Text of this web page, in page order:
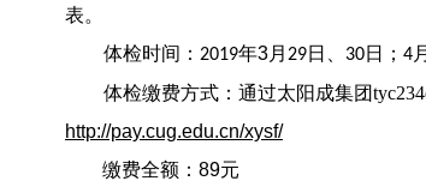
表。
体检时间： 2019年3月 29日、 30日； 4月
体检缴费方式：通过太阳成集团
http://pay.cug.edu.cn/xysf/
缴费全额： 89元